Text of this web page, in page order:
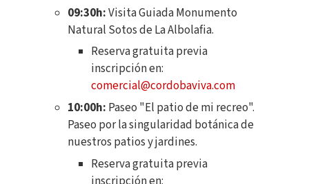
09:30h:Visita Guiada Monumento
Natural Sotos de La Albolafia.
Reserva gratuita previa
inscripción en:
comercial@cordobaviva.com
10:00h: Paseo "El patio de mi recreo".
Paseo por la singularidad botánica de
nuestros patios y jardines.
Reserva gratuita previa